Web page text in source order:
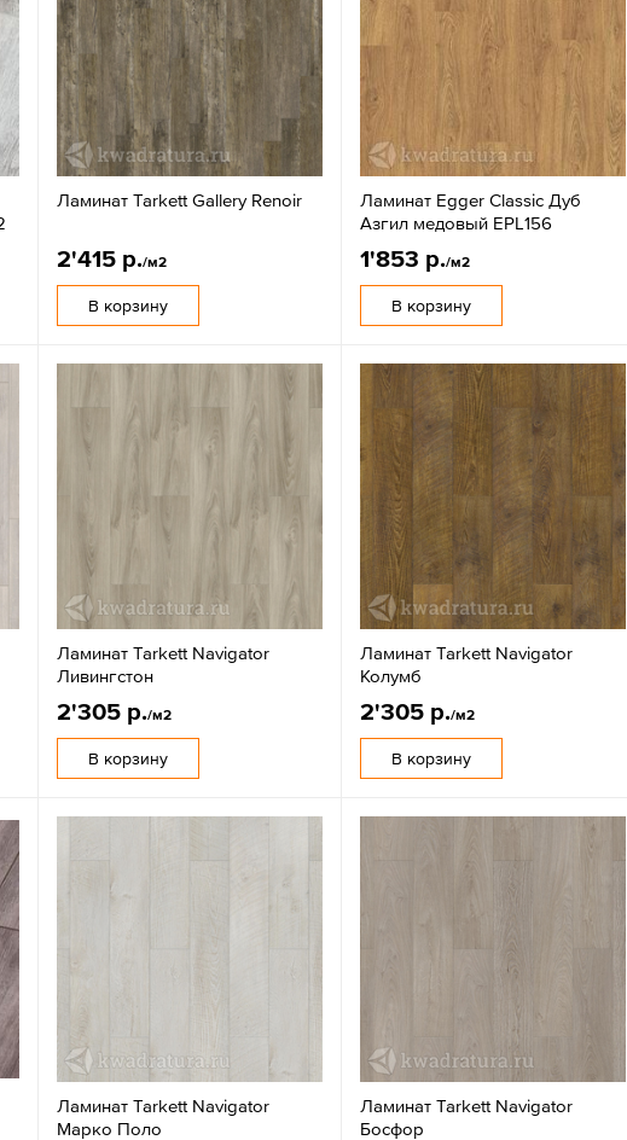
Ламинат Tarkett Gallery Renoir
2'415 р./м2
В корзину
Ламинат Egger Classic Дуб
Азгил медовый EPL156
1'853 р./м2
В корзину
Ламинат Tarkett Navigator
Ливингстон
2'305 р./м2
В корзину
Ламинат Tarkett Navigator
Колумб
2'305 р./м2
В корзину
Ламинат Tarkett Navigator
Марко Поло
Ламинат Tarkett Navigator
Босфор